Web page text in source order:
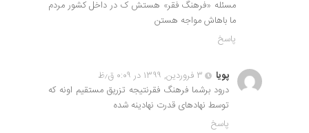
مسئله «فرهنگ فقر» هستش ک در داخل کشور مردم
ما باهاش مواجه هستن
پاسخ
پویا
۳ فروردین, ۱۳۹۹ در ۰:۰۹ ق٫ظ
درود برشما فرهنگ فقرنتیجه تزریق مستقیم اونه که
توسط نهادهای قدرت نهادینه شده
پاسخ